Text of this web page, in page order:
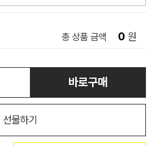
총 상품 금액 0 원
바로구매
선물하기